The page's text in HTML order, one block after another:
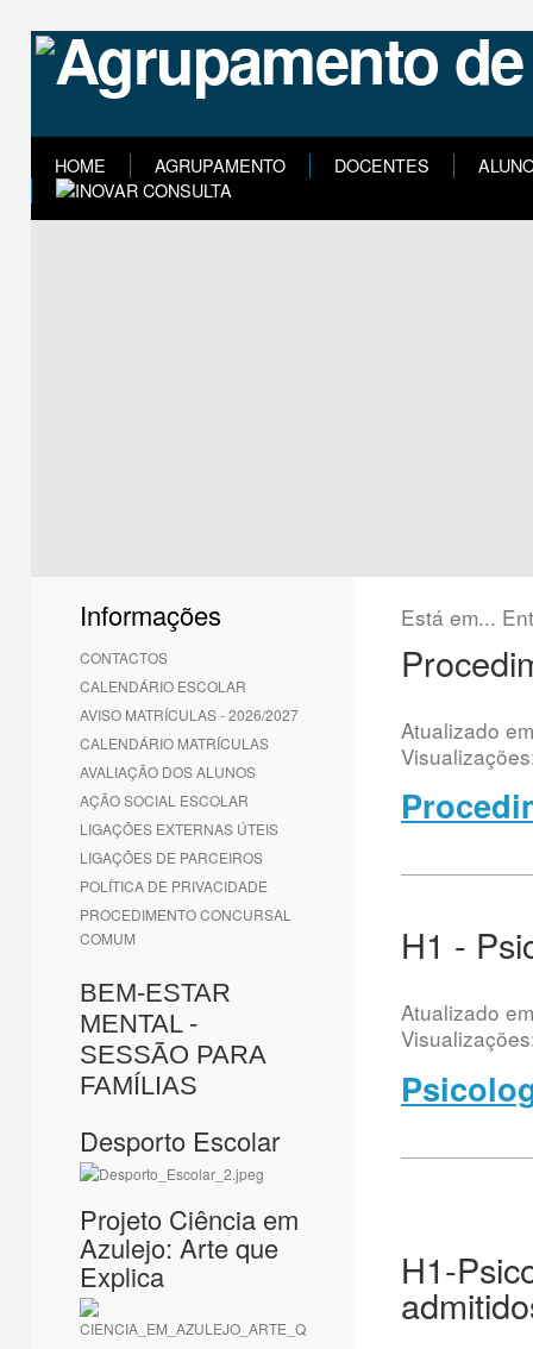
HOME AGRUPAMENTO DOCENTES
Informações
CONTACTOS
CALENDÁRIO ESCOLAR
AVISO MATRÍCULAS - 2026/2027
CALENDÁRIO MATRÍCULAS
AVALIAÇÃO DOS ALUNOS
AÇÃO SOCIAL ESCOLAR
LIGAÇÕES EXTERNAS ÚTEIS
LIGAÇÕES DE PARCEIROS
POLÍTICA DE PRIVACIDADE
PROCEDIMENTO CONCURSAL
COMUM
BEM-ESTAR
MENTAL -
SESSÃO PARA
FAMÍLIAS
Desporto Escolar
Projeto Ciência em
Azulejo: Arte que
Explica
Está em...
Atualizado
H1 -
Atualizado
H1-